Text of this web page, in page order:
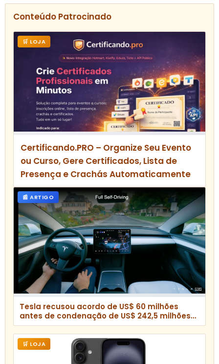
Conteúdo Patrocinado
🛒 LOJA
Certificando.PRO – Organize Seu Evento
ou Curso, Gere Certificados, Lista de
Presença e Crachás Automaticamente
📰 ARTIGO
Tesla recusou acordo de US$ 60 milhões
antes de condenação de US$ 242,5 milhões
por acidente fatal com Autopilot
🛒 LOJA